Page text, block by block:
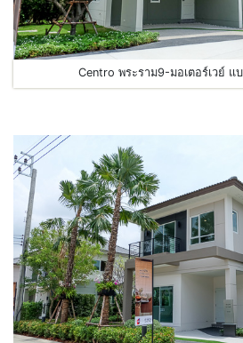
Centro พระราม9-มอเตอร์เวย์ แ